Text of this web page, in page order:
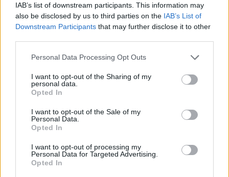
IAB’s list of downstream participants. This information may
also be disclosed by us to third parties on the IAB’s List of
Downstream Participants that may further disclose it to other
Personal Data Processing Opt Outs
I want to opt-out of the Sharing of my
personal data.
Opted In
I want to opt-out of the Sale of my
Personal Data.
Opted In
I want to opt-out of processing my
Personal Data for Targeted Advertising.
Opted In